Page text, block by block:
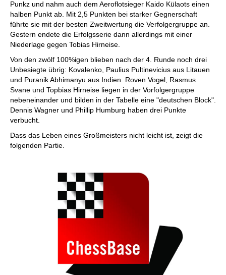
Punkz und nahm auch dem Aeroflotsieger Kaido Külaots einen
halben Punkt ab. Mit 2,5 Punkten bei starker Gegnerschaft
führte sie mit der besten Zweitwertung die Verfolgergruppe an.
Gestern endete die Erfolgsserie dann allerdings mit einer
Niederlage gegen Tobias Hirneise.
Von den zwölf 100%igen blieben nach der 4. Runde noch drei
Unbesiegte übrig: Kovalenko, Paulius Pultinevicius aus Litauen
und Puranik Abhimanyu aus Indien. Roven Vogel, Rasmus
Svane und Topbias Hirneise liegen in der Vorfolgergruppe
nebeneinander und bilden in der Tabelle eine "deutschen Block".
Dennis Wagner und Phillip Humburg haben drei Punkte
verbucht.
Dass das Leben eines Großmeisters nicht leicht ist, zeigt die
folgenden Partie.